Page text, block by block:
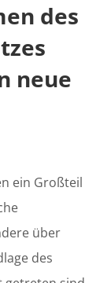
des
neue
ein Großteil
über
des